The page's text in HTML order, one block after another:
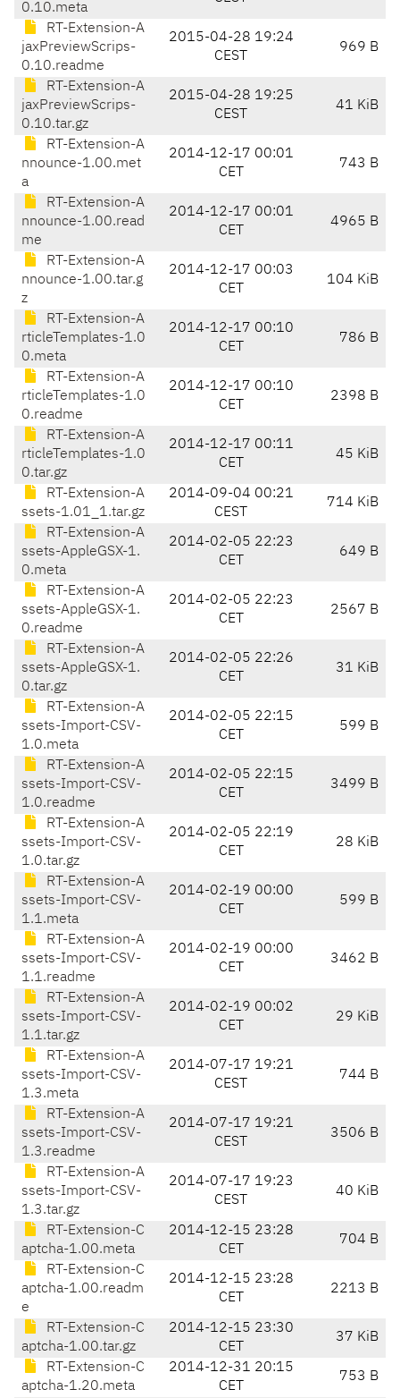
0.10.meta
RT-Extension-A
jaxPreviewScrips-
0.10.readme
2015-04-28 19:24
CEST
969 B
RT-Extension-A
jaxPreviewScrips-
0.10.tar.gz
2015-04-28 19:25
CEST
41 KiB
RT-Extension-A
nnounce-1.00.met
a
2014-12-17 00:01
CET
743 B
RT-Extension-A
nnounce-1.00.read
me
2014-12-17 00:01
CET
4965 B
RT-Extension-A
nnounce-1.00.tar.g
z
2014-12-17 00:03
CET
104 KiB
RT-Extension-A
rticleTemplates-1.0
0.meta
2014-12-17 00:10
CET
786 B
RT-Extension-A
rticleTemplates-1.0
0.readme
2014-12-17 00:10
CET
2398 B
RT-Extension-A
rticleTemplates-1.0
0.tar.gz
2014-12-17 00:11
CET
45 KiB
RT-Extension-A
ssets-1.01_1.tar.gz
2014-09-04 00:21
CEST
714 KiB
RT-Extension-A
ssets-AppleGSX-1.
0.meta
2014-02-05 22:23
CET
649 B
RT-Extension-A
ssets-AppleGSX-1.
0.readme
2014-02-05 22:23
CET
2567 B
RT-Extension-A
ssets-AppleGSX-1.
0.tar.gz
2014-02-05 22:26
CET
31 KiB
RT-Extension-A
ssets-Import-CSV-
1.0.meta
2014-02-05 22:15
CET
599 B
RT-Extension-A
ssets-Import-CSV-
1.0.readme
2014-02-05 22:15
CET
3499 B
RT-Extension-A
ssets-Import-CSV-
1.0.tar.gz
2014-02-05 22:19
CET
28 KiB
RT-Extension-A
ssets-Import-CSV-
1.1.meta
2014-02-19 00:00
CET
599 B
RT-Extension-A
ssets-Import-CSV-
1.1.readme
2014-02-19 00:00
CET
3462 B
RT-Extension-A
ssets-Import-CSV-
1.1.tar.gz
2014-02-19 00:02
CET
29 KiB
RT-Extension-A
ssets-Import-CSV-
1.3.meta
2014-07-17 19:21
CEST
744 B
RT-Extension-A
ssets-Import-CSV-
1.3.readme
2014-07-17 19:21
CEST
3506 B
RT-Extension-A
ssets-Import-CSV-
1.3.tar.gz
2014-07-17 19:23
CEST
40 KiB
RT-Extension-C
aptcha-1.00.meta
2014-12-15 23:28
CET
704 B
RT-Extension-C
aptcha-1.00.readm
e
2014-12-15 23:28
CET
2213 B
RT-Extension-C
aptcha-1.00.tar.gz
2014-12-15 23:30
CET
37 KiB
RT-Extension-C
aptcha-1.20.meta
2014-12-31 20:15
CET
753 B